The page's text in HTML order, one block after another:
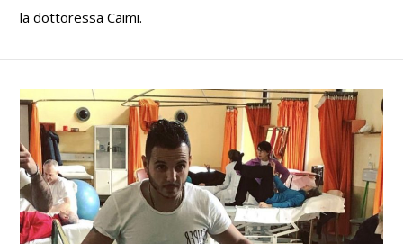
la dottoressa Caimi.